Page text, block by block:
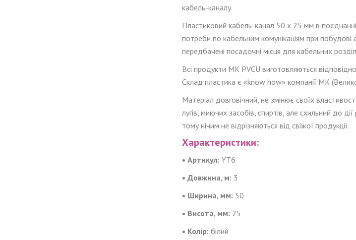
кабель-каналу.
Пластиковий кабель-канал 50 x 25 мм в
потреби по кабельним комунікаціям при
передбачені посадочні місця для кабельних
Всі продукти МК PVCU виготовляються
Склад пластика є «know how» компанії МК
Матеріал довговічний, не змінює своїх
лугів, миючих засобів, спиртів, але схильний до
тому нічим не відрізняються від свіжої продукції.
Характеристики:
• Артикул: YT6
• Довжина, м: 3
• Ширина, мм: 50
• Висота, мм: 25
• Колір: білий